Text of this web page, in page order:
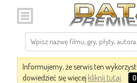
Informujemy, że serwis ten
dowiedzieć się więcej kliknij tutaj.